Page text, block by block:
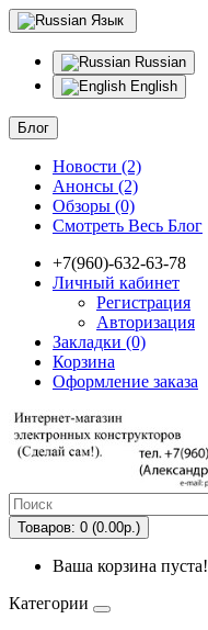
Язык
Russian
English
Блог
Новости (2)
Анонсы (2)
Обзоры (0)
Смотреть Весь Блог
+7(960)-632-63-78
Личный кабинет
Регистрация
Авторизация
Закладки (0)
Корзина
Оформление заказа
Товаров: 0 (0.00р.)
Ваша корзина пуста!
Категории